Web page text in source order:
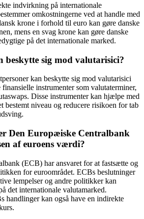
indvirkning på internationale
omkostningerne ved at handle med
krone i forhold til euro kan gøre danske
mens en svag krone kan gøre danske
på det internationale marked.
sig mod valutarisici?
kan beskytte sig mod valutarisici
instrumenter som valutaterminer,
Disse instrumenter kan hjælpe med
bestemt niveau og reducere risikoen for tab
Den Europæiske Centralbank
af euroens værdi?
(ECB) har ansvaret for at fastsætte og
for euroområdet. ECBs beslutninger
lempelser og andre politikker kan
det internationale valutamarked.
handlinger kan også have en indirekte